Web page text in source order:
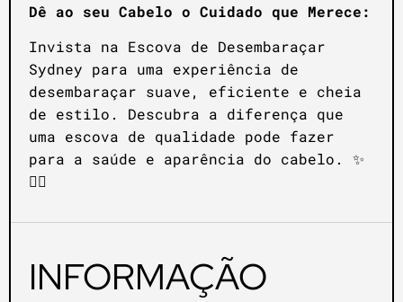
Dê ao seu Cabelo o Cuidado que Merece:
Invista na Escova de Desembaraçar
Sydney para uma experiência de
desembaraçar suave, eficiente e cheia
de estilo. Descubra a diferença que
uma escova de qualidade pode fazer
para a saúde e aparência do cabelo. ✨
💆‍♀️
INFORMAÇÃO